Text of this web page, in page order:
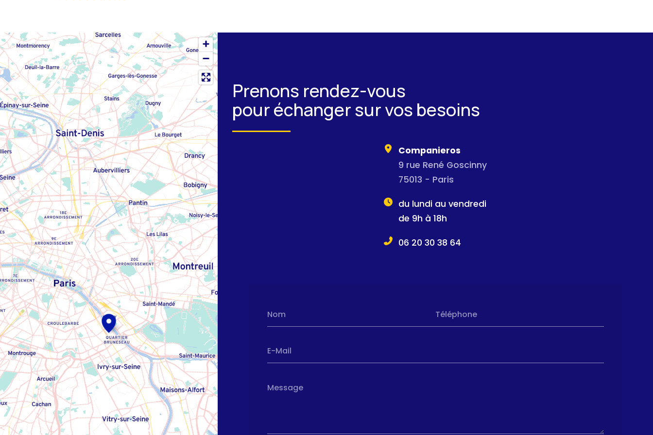
Prenons rendez-vous
pour échanger sur vos besoins
Nom Téléphone
E-Mail
Message
Companieros
9 rue René Goscinny
75013 - Paris
du lundi au vendredi
de 9h à 18h
06 20 30 38 64